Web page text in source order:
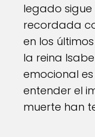
legado sigue
recordada
en los
la reina
emocional
entender el
muerte han